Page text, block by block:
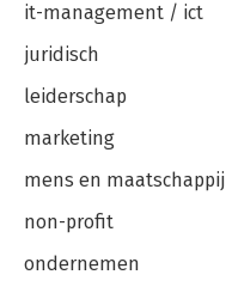
it-management / ict
juridisch
leiderschap
marketing
mens en maatschappij
non-profit
ondernemen